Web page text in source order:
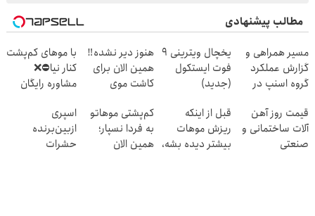
مطالب پیشنهادی
مسیر همراهی و
گزارش عملکرد
گروه اسنپ در
یخچال ویترینی 9
فوت ایستکول
(جدید)
هنوز دیر نشده‼️
همین الان برای
کاشت موی
با موهای کم‌پشت
کنار نیا⛔️❌
مشاوره رایگان
قیمت روز آهن
آلات ساختمانی و
صنعتی
قبل از اینکه
ریزش موهات
بیشتر دیده بشه،
کم‌پشتی موهاتو
به فردا نسپار؛
همین الان
اسپری
ازبین‌برنده
حشرات